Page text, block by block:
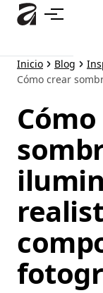
principal
Inicio Blog
Cómo crear